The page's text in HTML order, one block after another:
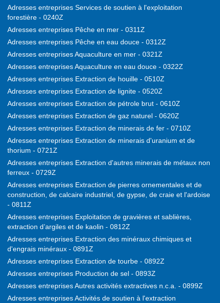
Adresses entreprises Services de soutien à l'exploitation
forestière - 0240Z
Adresses entreprises Pêche en mer - 0311Z
Adresses entreprises Pêche en eau douce - 0312Z
Adresses entreprises Aquaculture en mer - 0321Z
Adresses entreprises Aquaculture en eau douce - 0322Z
Adresses entreprises Extraction de houille - 0510Z
Adresses entreprises Extraction de lignite - 0520Z
Adresses entreprises Extraction de pétrole brut - 0610Z
Adresses entreprises Extraction de gaz naturel - 0620Z
Adresses entreprises Extraction de minerais de fer - 0710Z
Adresses entreprises Extraction de minerais d'uranium et de
thorium - 0721Z
Adresses entreprises Extraction d'autres minerais de métaux non
ferreux - 0729Z
Adresses entreprises Extraction de pierres ornementales et de
construction, de calcaire industriel, de gypse, de craie et l'ardoise
- 0811Z
Adresses entreprises Exploitation de gravières et sablières,
extraction d’argiles et de kaolin - 0812Z
Adresses entreprises Extraction des minéraux chimiques et
d'engrais minéraux - 0891Z
Adresses entreprises Extraction de tourbe - 0892Z
Adresses entreprises Production de sel - 0893Z
Adresses entreprises Autres activités extractives n.c.a. - 0899Z
Adresses entreprises Activités de soutien à l'extraction